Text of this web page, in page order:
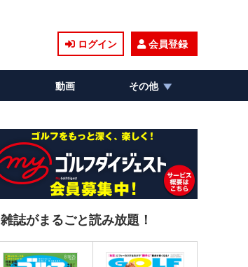
ログイン 会員登録
動画 その他
雑誌がまるごと読み放題！